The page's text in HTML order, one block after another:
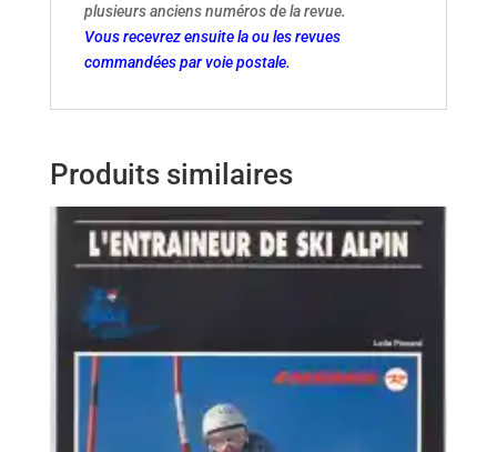
plusieurs anciens numéros de la revue.
Vous recevrez ensuite la ou les revues
commandées par voie postale.
Produits similaires